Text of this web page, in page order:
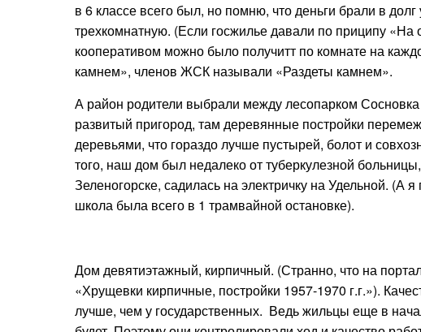
в 6 классе всего был, но помню, что деньги брали в
трехкомнатную. (Если госжилье давали по приципу
кооперативом можно было получитт по комнате на
камнем», членов ЖСК называли «Раздеты камнем».
А район родители выбрали между лесопарком
развитый пригород, там деревянные постройки
деревьями, что гораздо лучше пустырей, болот и
того, наш дом был недалеко от туберкулезной
Зеленогорске, садилась на электричку на Удельной. (А
школа была всего в 1 трамвайной остановке).
Дом девятиэтажный, кирпичный. (Странно, что на
«Хрущевки кирпичные, постройки 1957-1970 г.г.»).
лучше, чем у государственных. Ведьжильцы еще в